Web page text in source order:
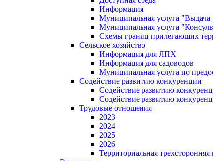
Информация
Муниципальная услуга "Выдача
Муниципальная услуга
Схемы границ прилегающих
Сельское хозяйство
Информация для ЛПХ
Информация для садоводов
Муниципальная услуга по
Содействие развитию конкуренции
Содействие развитию
Содействие развитию
Трудовые отношения
2023
2024
2025
2026
Территориальная трехсторонняя